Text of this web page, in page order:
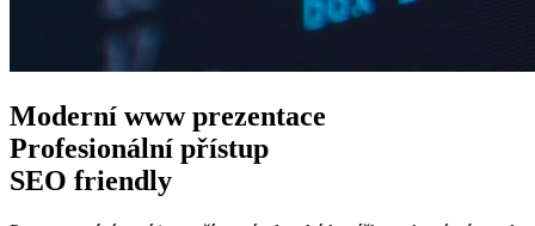
Moderní wwwprezentace
Profesionální přístup
SEO friendly